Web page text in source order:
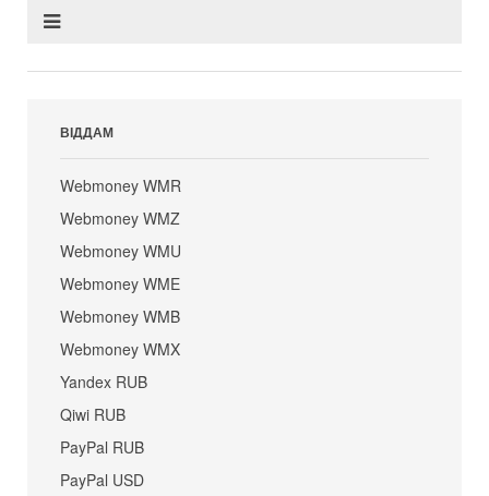
ВІДДАМ
Webmoney WMR
Webmoney WMZ
Webmoney WMU
Webmoney WME
Webmoney WMB
Webmoney WMX
Yandex RUB
Qiwi RUB
PayPal RUB
PayPal USD